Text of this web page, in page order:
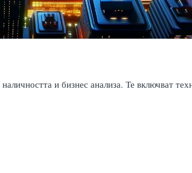
и бизнес анализа. Те включват